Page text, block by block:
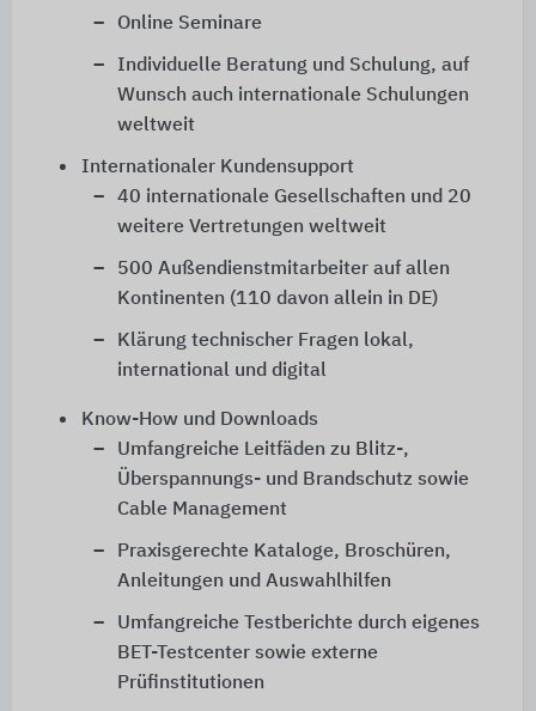
Online Seminare
Individuelle Beratung und Schulung, auf
Wunsch auch internationale Schulungen
weltweit
Internationaler Kundensupport
40 internationale Gesellschaften und 20
weitere Vertretungen weltweit
500 Außendienstmitarbeiter auf allen
Kontinenten (110 davon allein in DE)
Klärung technischer Fragen lokal,
international und digital
Know-How und Downloads
Umfangreiche Leitfäden zu Blitz-,
Überspannungs- und Brandschutz sowie
Cable Management
Praxisgerechte Kataloge, Broschüren,
Anleitungen und Auswahlhilfen
Umfangreiche Testberichte durch eigenes
BET-Testcenter sowie externe
Prüfinstitutionen